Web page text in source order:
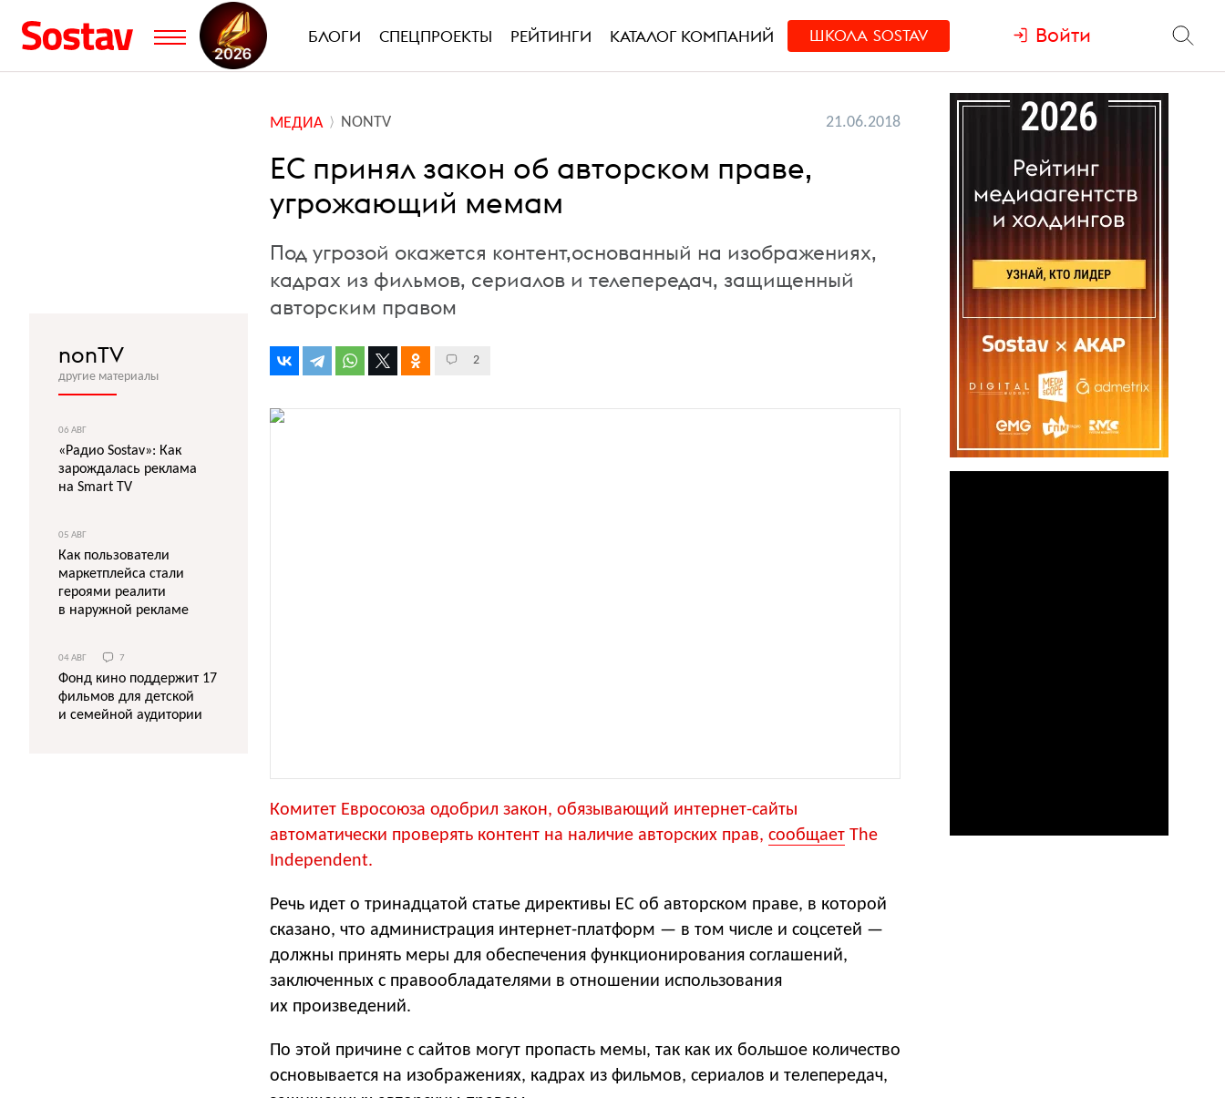
БЛОГИ СПЕЦПРОЕКТЫ РЕЙТИНГИ КАТАЛОГ КОМПАНИЙ ШКОЛА SOSTAV Войти
МЕДИА NONTV 21.06.2018
ЕС принял закон об авторском праве,
угрожающий мемам
Под угрозой окажется контент,основанный на изображениях,
кадрах из фильмов, сериалов и телепередач, защищенный
авторским правом
2
Комитет Евросоюза одобрил закон, обязывающий интернет-сайты
автоматически проверять контент на наличие авторских прав, сообщает The
Independent.
Речь идет о тринадцатой статье директивы ЕС об авторском праве, в которой
сказано, что администрация интернет-платформ — в том числе и соцсетей —
должны принять меры для обеспечения функционирования соглашений,
заключенных с правообладателями в отношении использования
их произведений.
По этой причине с сайтов могут пропасть мемы, так как их большое количество
основывается на изображениях, кадрах из фильмов, сериалов и телепередач,
nonTV
другие материалы
06 АВГ
«Радио Sostav»: Как
зарождалась реклама
на Smart TV
05 АВГ
Как пользователи
маркетплейса стали
героями реалити
в наружной рекламе
04 АВГ 7
Фонд кино поддержит 17
фильмов для детской
и семейной аудитории